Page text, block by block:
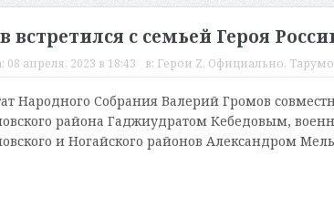
встретился с семьей Героя
08 апреля, 2023 в 18:43 в: Герои Z, Официально,
Народного Собрания Валерий Громов
района Гаджиудратом Кебедовым,
и Ногайского районов Александром